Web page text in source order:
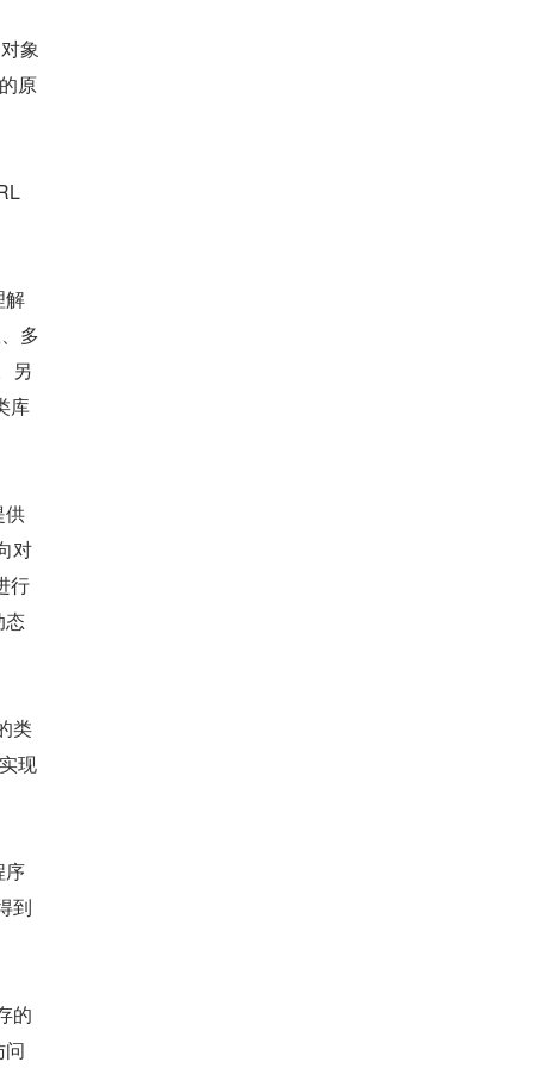
象
原
解
多
另
库
供
对
行
态
类
现
序
到
的
问